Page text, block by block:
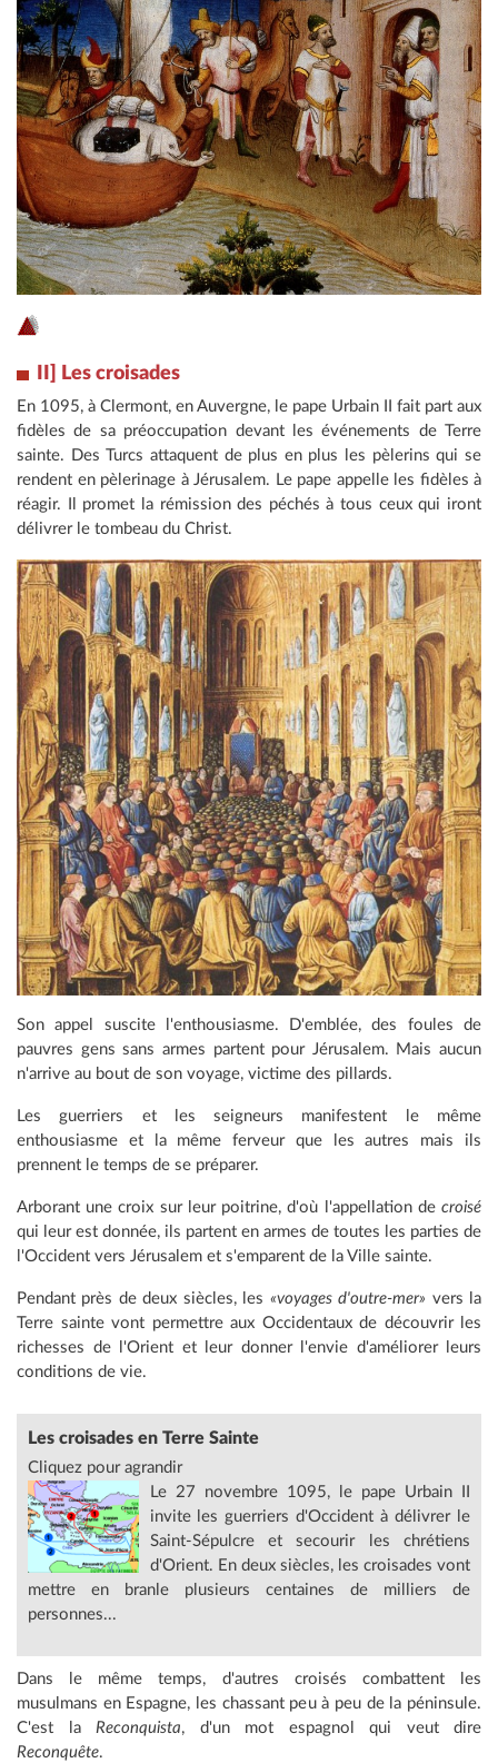
II] Les croisades
En 1095, à Clermont, en Auvergne, le pape Urbain II fait part aux
fidèles de sa préoccupation devant les événements de Terre
sainte. Des Turcs attaquent de plus en plus les pèlerins qui se
rendent en pèlerinage à Jérusalem. Le pape appelle les fidèles à
réagir. Il promet la rémission des péchés à tous ceux qui iront
délivrer le tombeau du Christ.
Son appel suscite l'enthousiasme. D'emblée, des foules de
pauvres gens sans armes partent pour Jérusalem. Mais aucun
n'arrive au bout de son voyage, victime des pillards.
Les guerriers et les seigneurs manifestent le même
enthousiasme et la même ferveur que les autres mais ils
prennent le temps de se préparer.
Arborant une croix sur leur poitrine, d'où l'appellation de croisé
qui leur est donnée, ils partent en armes de toutes les parties de
l'Occident vers Jérusalem et s'emparent de la Ville sainte.
Pendant près de deux siècles, les «voyages d'outre-mer» vers la
Terre sainte vont permettre aux Occidentaux de découvrir les
richesses de l'Orient et leur donner l'envie d'améliorer leurs
conditions de vie.
Les croisades en Terre Sainte
Cliquez pour agrandir
Le 27 novembre 1095, le pape Urbain II
invite les guerriers d'Occident à délivrer le
Saint-Sépulcre et secourir les chrétiens
d'Orient. En deux siècles, les croisades vont
mettre en branle plusieurs centaines de milliers de
personnes...
Dans le même temps, d'autres croisés combattent les
musulmans en Espagne, les chassant peu à peu de la péninsule.
C'est la Reconquista, d'un mot espagnol qui veut dire
Reconquête.